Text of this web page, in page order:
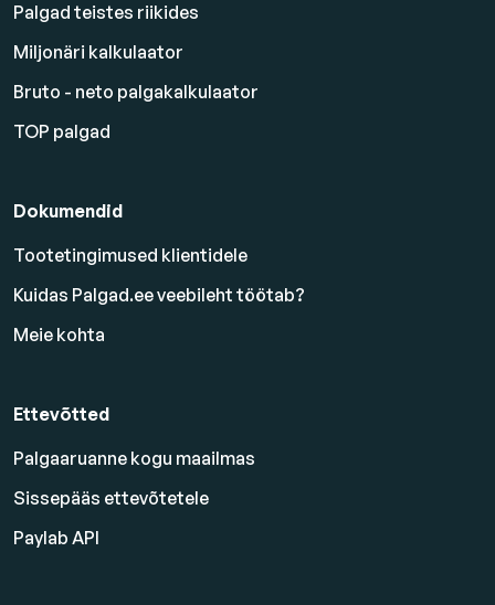
Palgad teistes riikides
Miljonäri kalkulaator
Bruto - neto palgakalkulaator
TOP palgad
Dokumendid
Tootetingimused klientidele
Kuidas Palgad.ee veebileht töötab?
Meie kohta
Ettevõtted
Palgaaruanne kogu maailmas
Sissepääs ettevõtetele
Paylab API